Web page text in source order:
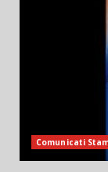
Comunicati